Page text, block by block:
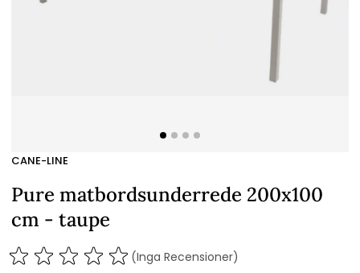
CANE-LINE
Pure matbordsunderrede 200x100
cm - taupe
(Inga Recensioner)